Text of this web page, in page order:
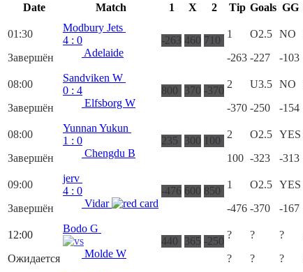
Date Match 1 X 2 Tip Goals GG
01:30
Завершён
Modbury Jets
4 : 0
Adelaide
-263 460 710
1
-263
O2.5
-227
NO
-103
08:00
Завершён
Sandviken W
0 : 4
Elfsborg W
800 370 -370
2
-370
U3.5
-250
NO
-154
08:00
Завершён
Yunnan Yukun
1 : 0
Chengdu B
235 300 100
2
100
O2.5
-323
YES
-313
09:00
Завершён
jerv
4 : 0
Vidar
-476 600 850
1
-476
O2.5
-370
YES
-167
12:00
Ожидается
Bodo G
Molde W
440 365 -250
?
?
?
?
?
?